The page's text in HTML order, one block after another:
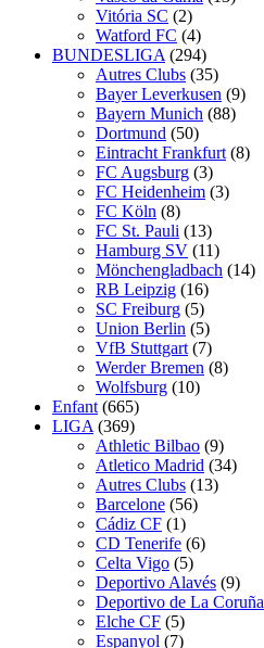
Vitória SC (2)
Watford FC (4)
BUNDESLIGA (294)
Autres Clubs (35)
Bayer Leverkusen (9)
Bayern Munich (88)
Dortmund (50)
Eintracht Frankfurt (8)
FC Augsburg (3)
FC Heidenheim (3)
FC Köln (8)
FC St. Pauli (13)
Hamburg SV (11)
Mönchengladbach (14)
RB Leipzig (16)
SC Freiburg (5)
Union Berlin (5)
VfB Stuttgart (7)
Werder Bremen (8)
Wolfsburg (10)
Enfant (665)
LIGA (369)
Athletic Bilbao (9)
Atletico Madrid (34)
Autres Clubs (13)
Barcelone (56)
Cádiz CF (1)
CD Tenerife (6)
Celta Vigo (5)
Deportivo Alavés (9)
Deportivo de La Coruña
Elche CF (5)
Espanyol (7)